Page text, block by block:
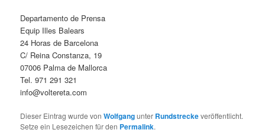
Departamento de Prensa
Equip Illes Balears
24 Horas de Barcelona
C/ Reina Constanza, 19
07006 Palma de Mallorca
Tel. 971 291 321
info@voltereta.com
Dieser Eintrag wurde vonWolfgangunter Rundstreckeveröffentlicht.
Setze ein Lesezeichen für den Permalink.